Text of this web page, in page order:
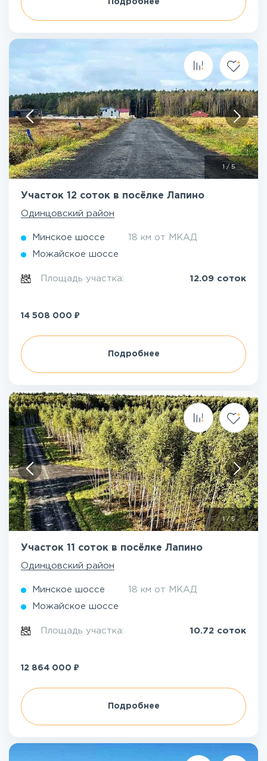
Подробнее
1/5
Участок 12 соток в посёлке Лапино
Одинцовский район
Минское шоссе 18 км от МКАД
Можайское шоссе
Площадь участка: 12.09 соток
14 508 000 ₽
Подробнее
1/5
Участок 11 соток в посёлке Лапино
Одинцовский район
Минское шоссе 18 км от МКАД
Можайское шоссе
Площадь участка: 10.72 соток
12 864 000 ₽
Подробнее